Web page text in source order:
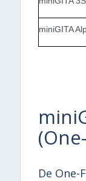
miniGITA
De One-